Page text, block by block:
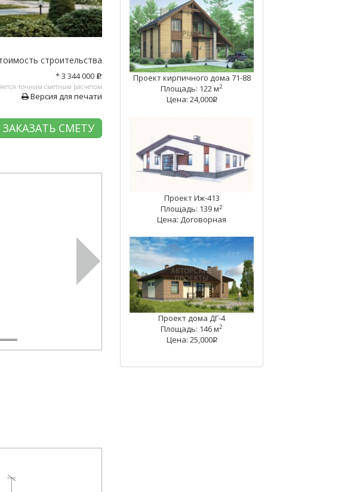
строительства
* 3 344 000 c
точным сметным расчетом
Версия для печати
ЗАКАЗАТЬ СМЕТУ
Проект кирпичного дома 71-88
Площадь: 122 м2
Цена: 24,000q
Проект Иж-413
Площадь: 139 м2
Цена: Договорная
Проект дома ДГ-4
Площадь: 146 м2
Цена: 25,000q